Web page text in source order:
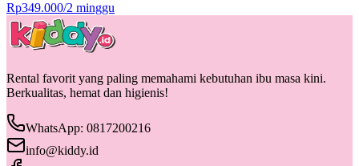
Rp349.000/2 minggu
Rental favorit yang paling memahami kebutuhan ibu masa kini.
Berkualitas, hemat dan higienis!
WhatsApp: 0817200216
info@kiddy.id